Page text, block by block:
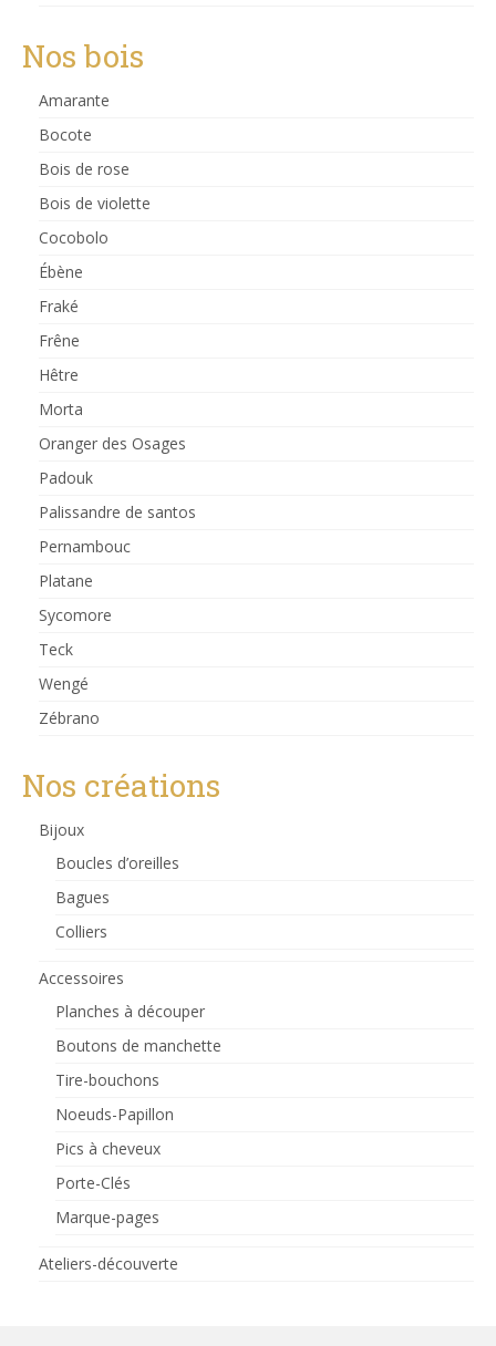
Nos bois
Amarante
Bocote
Bois de rose
Bois de violette
Cocobolo
Ébène
Fraké
Frêne
Hêtre
Morta
Oranger des Osages
Padouk
Palissandre de santos
Pernambouc
Platane
Sycomore
Teck
Wengé
Zébrano
Nos créations
Bijoux
Boucles d’oreilles
Bagues
Colliers
Accessoires
Planches à découper
Boutons de manchette
Tire-bouchons
Noeuds-Papillon
Pics à cheveux
Porte-Clés
Marque-pages
Ateliers-découverte